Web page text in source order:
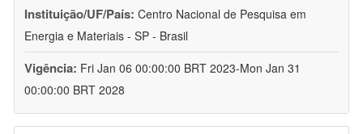
Instituição/UF/País: Centro Nacional de Pesquisa em
Energia e Materiais - SP - Brasil
Vigência: Fri Jan 06 00:00:00 BRT 2023-Mon Jan 31
00:00:00 BRT 2028